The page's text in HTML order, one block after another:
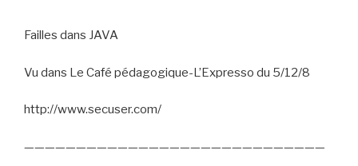
Failles dans JAVA
Vu dans Le Café pédagogique-L’Expresso du 5/12/8
http://www.secuser.com/
—————————————————————————————